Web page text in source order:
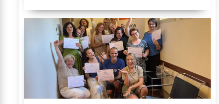
a lungul timpului. „Ne...